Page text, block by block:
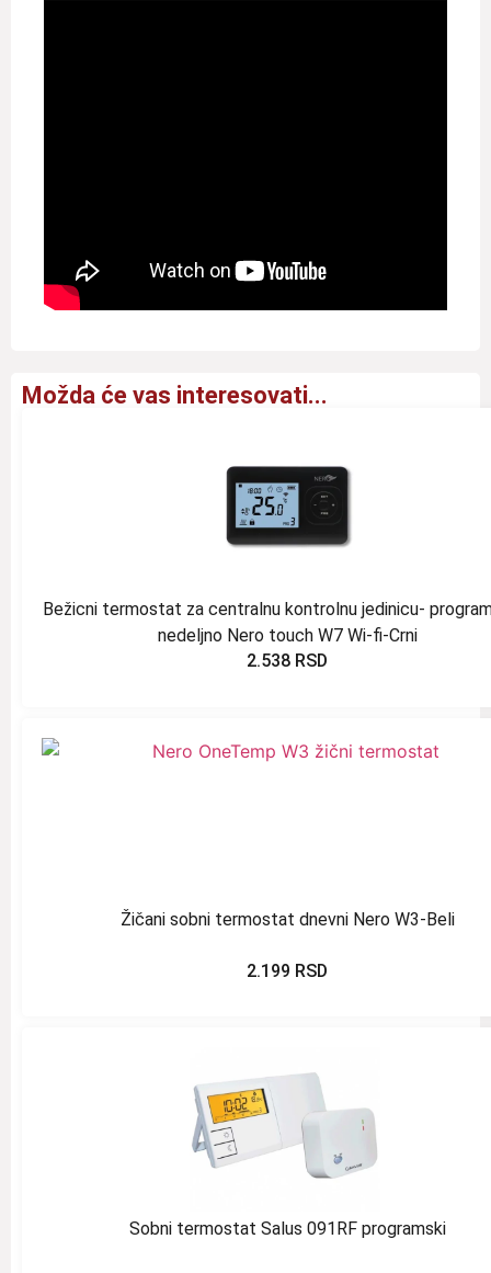
Možda će vas interesovati...
Bežicni termostat za centralnu kontrolnu jedinicu-
nedeljno Nero touch W7 Wi-fi-Crni
2.538 RSD
Žičani sobni termostat dnevni Nero W3-Beli
2.199 RSD
Sobni termostat Salus 091RF programski